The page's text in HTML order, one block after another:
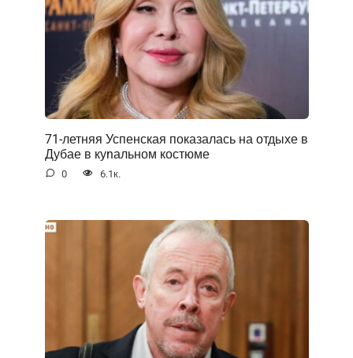
71-летняя Успенская показалась на отдыхе в
Дубае в куnальном костюме
0 6.1к.